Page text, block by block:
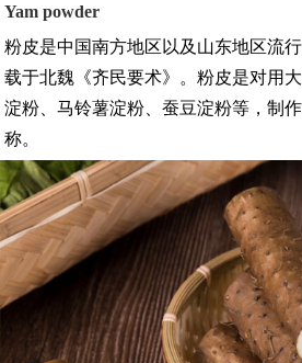
Yam powder
粉皮是中国南方地区以及山东地区流
载于北魏《齐民要术》。粉皮是对用
淀粉、马铃薯淀粉、蚕豆淀粉等，制
称。